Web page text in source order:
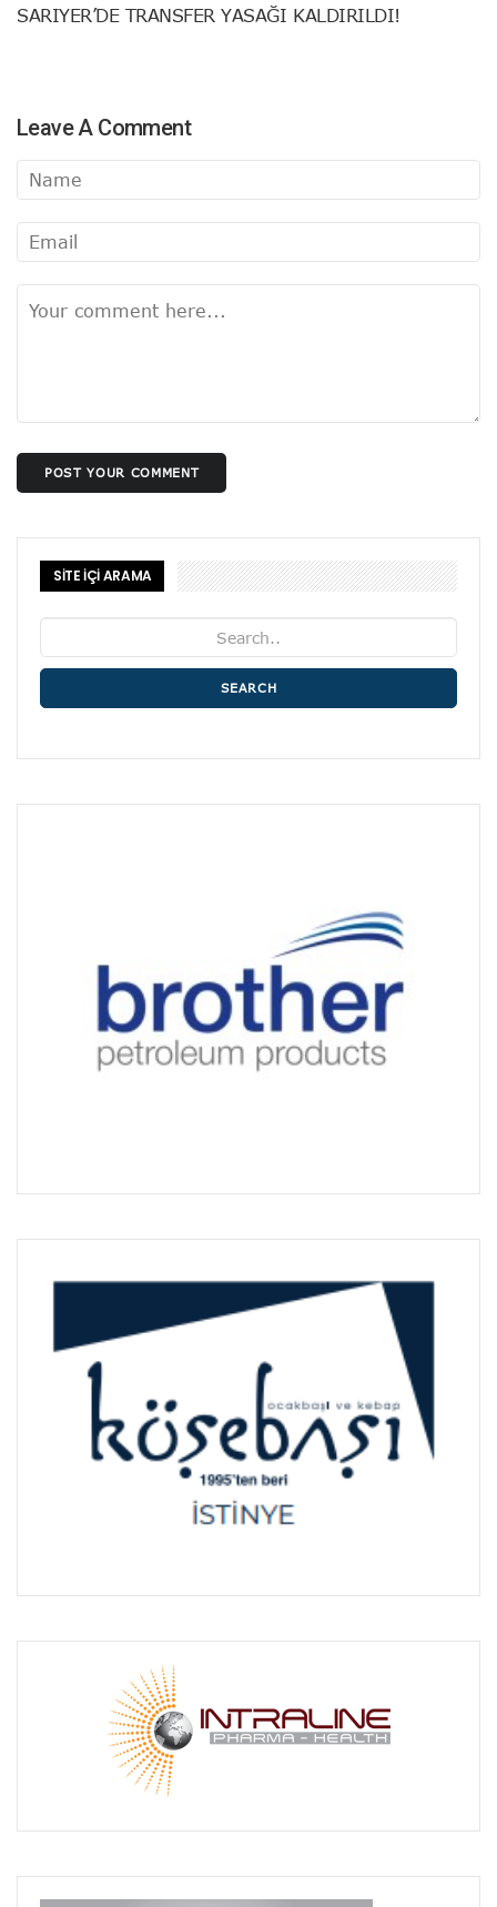
SARIYER’DE TRANSFER YASAĞI KALDIRILDI!
Leave A Comment
POST YOUR COMMENT
SİTE İÇİ ARAMA
SEARCH